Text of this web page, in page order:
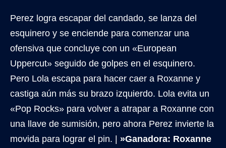
Perez logra escapar del candado, se lanza del
esquinero y se enciende para comenzar una
ofensiva que concluye con un «European
Uppercut» seguido de golpes en el esquinero.
Pero Lola escapa para hacer caer a Roxanne y
castiga aún más su brazo izquierdo. Lola evita un
«Pop Rocks» para volver a atrapar a Roxanne con
una llave de sumisión, pero ahora Perez invierte la
movida para lograr el pin. | »Ganadora: Roxanne